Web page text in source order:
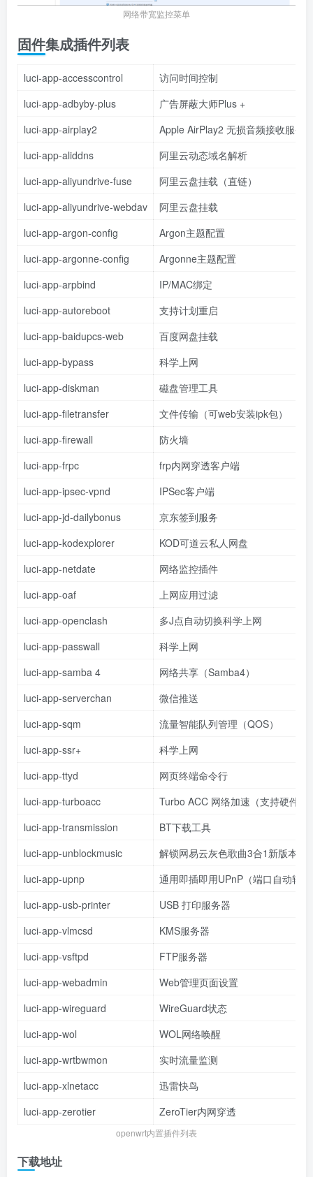
网络带宽监控菜单
固件集成插件列表
luci-app-accesscontrol
访问时间控制
luci-app-adbyby-plus
广告屏蔽大师Plus +
luci-app-airplay2
Apple AirPlay2 无损音频接收服务
luci-app-aliddns
阿里云动态域名解析
luci-app-aliyundrive-fuse
阿里云盘挂载（直链）
luci-app-aliyundrive-webdav
阿里云盘挂载
luci-app-argon-config
Argon主题配置
luci-app-argonne-config
Argonne主题配置
luci-app-arpbind
IP/MAC绑定
luci-app-autoreboot
支持计划重启
luci-app-baidupcs-web
百度网盘挂载
luci-app-bypass
科学上网
luci-app-diskman
磁盘管理工具
luci-app-filetransfer
文件传输（可web安装ipk包）
luci-app-firewall
防火墙
luci-app-frpc
frp内网穿透客户端
luci-app-ipsec-vpnd
IPSec客户端
luci-app-jd-dailybonus
京东签到服务
luci-app-kodexplorer
KOD可道云私人网盘
luci-app-netdate
网络监控插件
luci-app-oaf
上网应用过滤
luci-app-openclash
多J点自动切换科学上网
luci-app-passwall
科学上网
luci-app-samba 4
网络共享（Samba4）
luci-app-serverchan
微信推送
luci-app-sqm
流量智能队列管理（QOS）
luci-app-ssr+
科学上网
luci-app-ttyd
网页终端命令行
luci-app-turboacc
Turbo ACC 网络加速（支持硬件转
luci-app-transmission
BT下载工具
luci-app-unblockmusic
解锁网易云灰色歌曲3合1新版本
luci-app-upnp
通用即插即用UPnP（端口自动转
luci-app-usb-printer
USB 打印服务器
luci-app-vlmcsd
KMS服务器
luci-app-vsftpd
FTP服务器
luci-app-webadmin
Web管理页面设置
luci-app-wireguard
WireGuard状态
luci-app-wol
WOL网络唤醒
luci-app-wrtbwmon
实时流量监测
luci-app-xlnetacc
迅雷快鸟
luci-app-zerotier
ZeroTier内网穿透
openwrt内置插件列表
下载地址